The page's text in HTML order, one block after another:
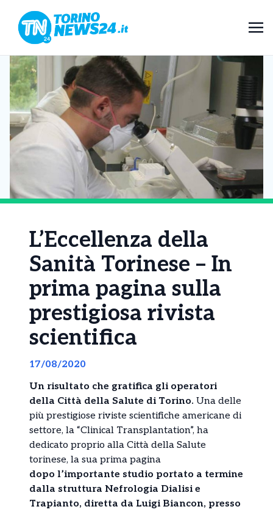
L’Eccellenza della
Sanità Torinese – In
prima pagina sulla
prestigiosa rivista
scientifica
17/08/2020
Un risultato che gratifica gli operatori
della Città della Salute di Torino. Una delle
più prestigiose riviste scientifiche americane di
settore, la “Clinical Transplantation”, ha
dedicato proprio alla Città della Salute
torinese, la sua prima pagina
dopo l’importante studio portato a termine
dalla struttura Nefrologia Dialisi e
Trapianto, diretta da Luigi Biancon, presso